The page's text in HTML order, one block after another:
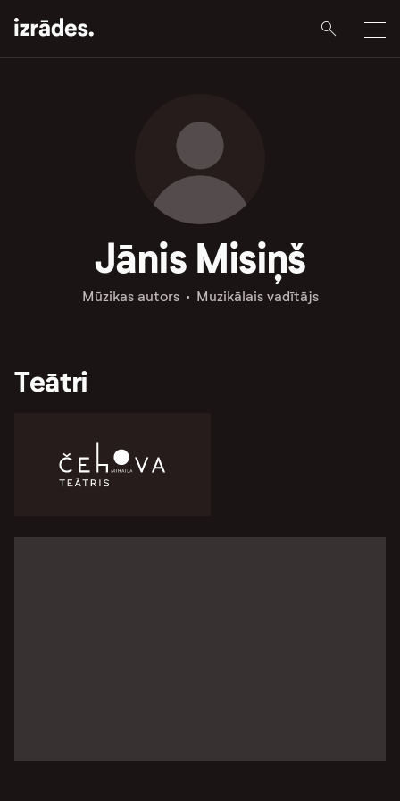
Jānis Misiņš
Mūzikas autors Muzikālais vadītājs
Teātri